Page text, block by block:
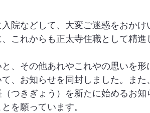
院などして、大変ご迷惑をおか
これからも正太寺住職として精進
、その他あれやこれやの思いを
、お知らせを同封しました。ま
つきぎょう）を新たに始めるお
を願っています。